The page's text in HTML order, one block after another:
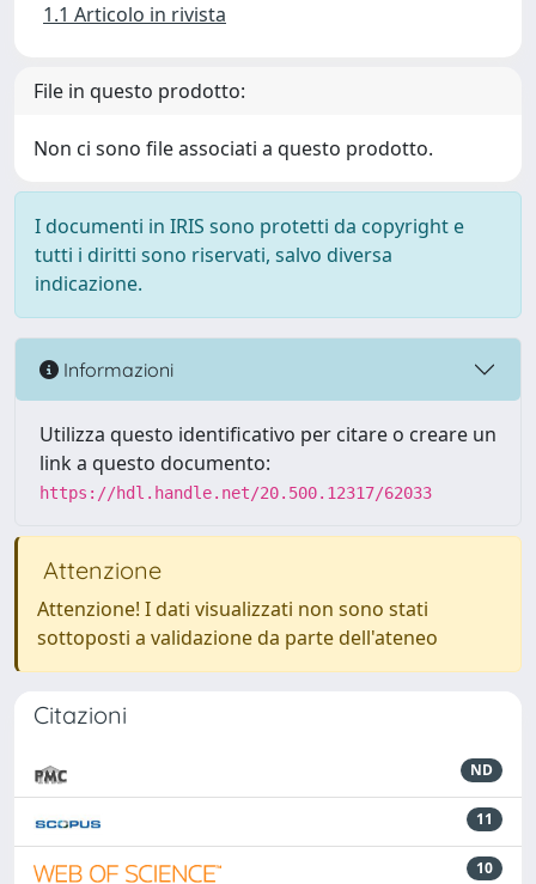
1.1 Articolo in rivista
File in questo prodotto:
Non ci sono file associati a questo prodotto.
I documenti in IRIS sono protetti da copyright e
tutti i diritti sono riservati, salvo diversa
indicazione.
Informazioni
Utilizza questo identificativo per citare o creare un
link a questo documento:
https://hdl.handle.net/20.500.12317/62033
Attenzione
Attenzione! I dati visualizzati non sono stati
sottoposti a validazione da parte dell'ateneo
Citazioni
ND
11
10